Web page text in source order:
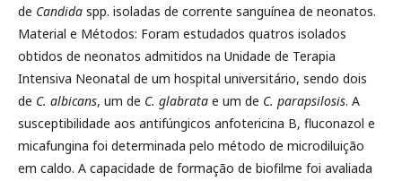
de Candida spp. isoladas de corrente sanguínea de neonatos.
Material e Métodos: Foram estudados quatros isolados
obtidos de neonatos admitidos na Unidade de Terapia
Intensiva Neonatal de um hospital universitário, sendo dois
de C. albicans, um de C. glabrata e um de C. parapsilosis. A
susceptibilidade aos antifúngicos anfotericina B, fluconazol e
micafungina foi determinada pelo método de microdiluição
em caldo. A capacidade de formação de biofilme foi avaliada